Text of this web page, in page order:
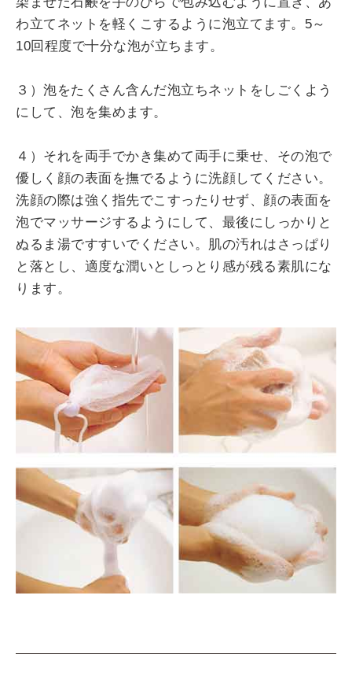
わ立てネットを軽くこするように泡立てます。5～
10回程度で十分な泡が立ちます。
３）泡をたくさん含んだ泡立ちネットをしごくよう
にして、泡を集めます。
４）それを両手でかき集めて両手に乗せ、その泡で
優しく顔の表面を撫でるように洗顔してください。
洗顔の際は強く指先でこすったりせず、顔の表面を
泡でマッサージするようにして、最後にしっかりと
ぬるま湯ですすいでください。肌の汚れはさっぱり
と落とし、適度な潤いとしっとり感が残る素肌にな
ります。